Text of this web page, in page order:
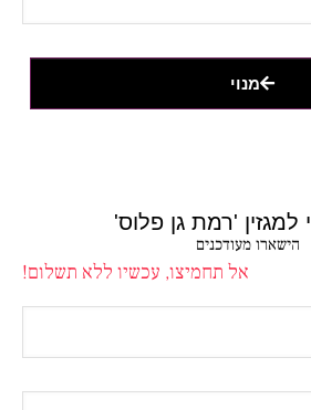
מנוי
למגזין 'רמת גן פלוס'
הישארו מעודכנים
אל תחמיצו, עכשיו ללא תשלום!